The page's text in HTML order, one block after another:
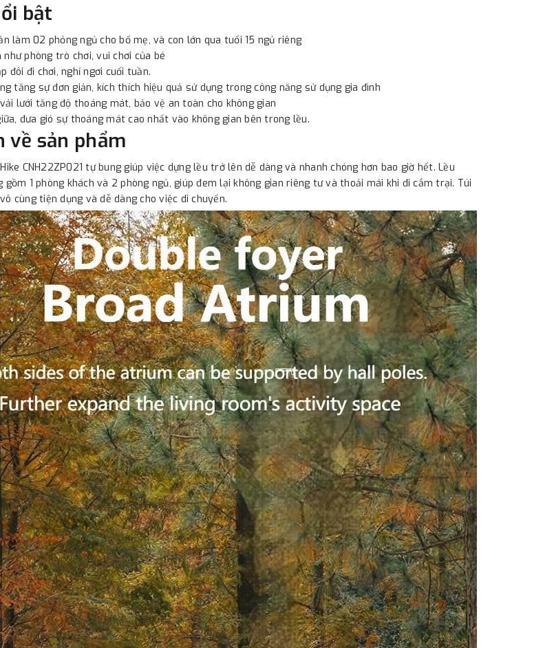
bật
làm 02 phỏng ngủ cho bố mẹ, và con lớn qua tuổi 15 ngủ riêng
như phòng trò chơi, vui chơi của bé
đôi đi chơi, nghỉ ngơi cuối tuần.
tăng sự đơn giản, kích thích hiệu quả sử dụng trong công năng sử dụng gia đình
lưới tăng độ thoáng mát, bảo vệ an toàn cho không gian
đưa gió sự thoáng mát cao nhất vào không gian bên trong lều.
về sản phẩm
CNH22ZP021 tự bung giúp việc dựng lều trở lên dễ dàng và nhanh chóng hơn bao giờ hết. Lều
gồm 1 phòng khách và 2 phòng ngủ, giúp đem lại không gian riêng tư và thoải mái khi đi cắm trại. Túi
cùng tiện dụng và dễ dàng cho việc di chuyển.